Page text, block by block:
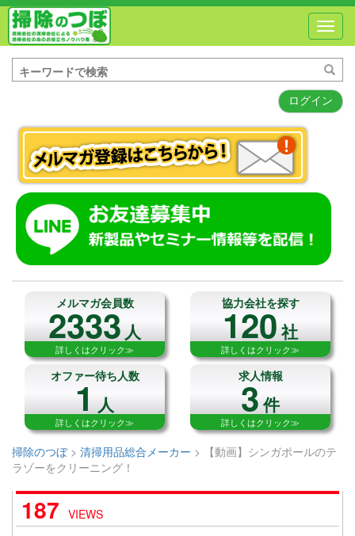
ログイン
メルマガ会員数
2333人
詳しくはクリック≫
協力会社を探す
120社
詳しくはクリック≫
オファー待ち人数
1人
詳しくはクリック≫
求人情報
3件
詳しくはクリック≫
掃除のつぼ> 清掃用品総合メーカー >
【動画】シンガポールのテ
ラゾーをクリーニング！
187 VIEWS